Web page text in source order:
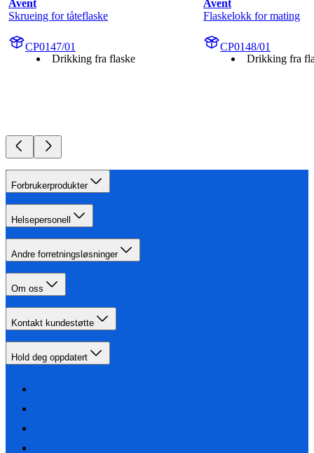
Avent
Skrueing for tåteflaske
CP0147/01
Drikking fra flaske
Avent
Flaskelokk for mating
CP0148/01
Drikking fra
Forbrukerprodukter
Helsepersonell
Andre forretningsløsninger
Om oss
Kontakt kundestøtte
Hold deg oppdatert